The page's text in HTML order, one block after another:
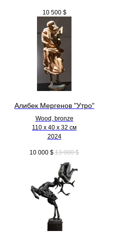
10 500 $
Алибек Мергенов "Утро"
Wood, bronze
110 х 40 х 32 см
2024
10 000 $ 13 000 $